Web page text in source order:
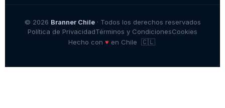
© 2026 Branner Chile· Todos los derechos reservados
Política de PrivacidadTérminos y CondicionesCookies
Hecho con ♥en Chile 🇨🇱